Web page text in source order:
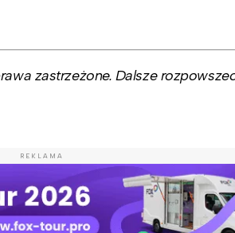
zastrzeżone. Dalsze
REKLAMA